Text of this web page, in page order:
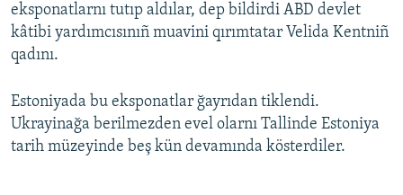
Русский
Українською
QOŞULIÑIZ!
eksponatlarnı tutıp aldılar, dep bildirdi ABD devlet
kâtibi yardımcısınıñ muavini qırımtatar Velida Kentniñ
qadını.
Estoniyada bu eksponatlar ğayrıdan tiklendi.
Ukrayinağa berilmezden evel olarnı Tallinde Estoniya
tarih müzeyinde beş kün devamında kösterdiler.